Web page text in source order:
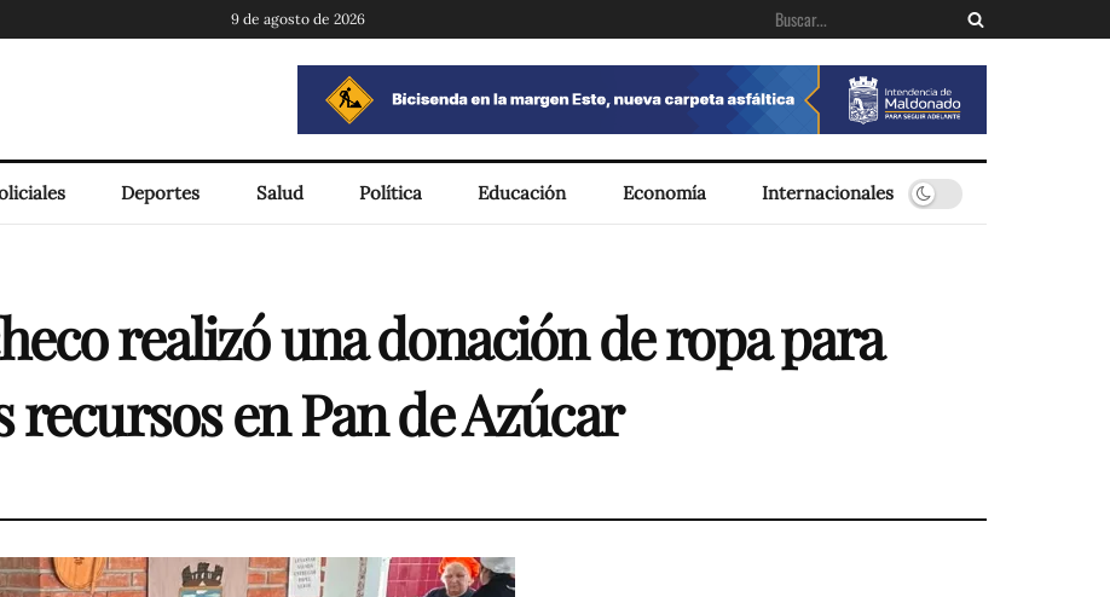
9 de agosto de 2026
Deportes Salud Política Educación Economía Internacionales
realizó una donación de ropa para
recursos en Pan de Azúcar